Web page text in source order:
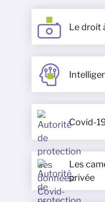
Le droit
Covid-
Les
privée